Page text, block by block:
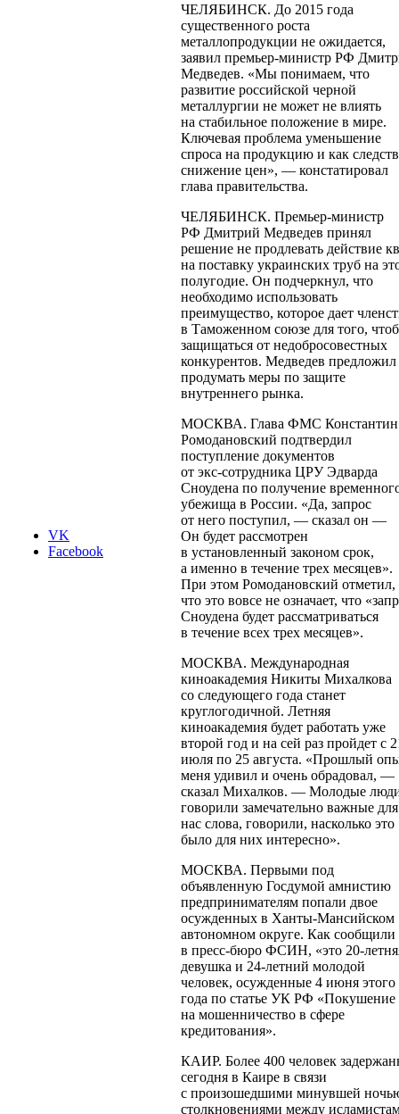
VK
Facebook
ЧЕЛЯБИНСК. До 2015 года
существенного роста
металлопродукции не ожидается,
заявил премьер-министр РФ
Медведев. «Мы понимаем, что
развитие российской черной
металлургии не может не влиять
на стабильное положение в мире.
Ключевая проблема уменьшение
спроса на продукцию и как
снижение цен», — констатировал
глава правительства.
ЧЕЛЯБИНСК. Премьер-министр
РФ Дмитрий Медведев принял
решение не продлевать действие
на поставку украинских труб на
полугодие. Он подчеркнул, что
необходимо использовать
преимущество, которое дает
в Таможенном союзе для того,
защищаться от недобросовестных
конкурентов. Медведев предложил
продумать меры по защите
внутреннего рынка.
МОСКВА. Глава ФМС Константин
Ромодановский подтвердил
поступление документов
от экс-сотрудника ЦРУ Эдварда
Сноудена по получение
убежища в России. «Да, запрос
от него поступил, — сказал он —
Он будет рассмотрен
в установленный законом срок,
а именно в течение трех месяцев».
При этом Ромодановский отметил,
что это вовсе не означает, что
Сноудена будет рассматриваться
в течение всех трех месяцев».
МОСКВА. Международная
киноакадемия Никиты Михалкова
со следующего года станет
круглогодичной. Летняя
киноакадемия будет работать уже
второй год и на сей раз пройдет с
июля по 25 августа. «Прошлый
меня удивил и очень обрадовал, —
сказал Михалков. — Молодые
говорили замечательно важные для
нас слова, говорили, насколько это
было для них интересно».
МОСКВА. Первыми под
объявленную Госдумой амнистию
предпринимателям попали двое
осужденных в Ханты-Мансийском
автономном округе. Как сообщили
в пресс-бюро ФСИН, «это 20-
девушка и 24-летний молодой
человек, осужденные 4 июня этого
года по статье УК РФ «Покушение
на мошенничество в сфере
кредитования».
КАИР. Более 400 человек
сегодня в Каире в связи
с произошедшими минувшей
столкновениями между